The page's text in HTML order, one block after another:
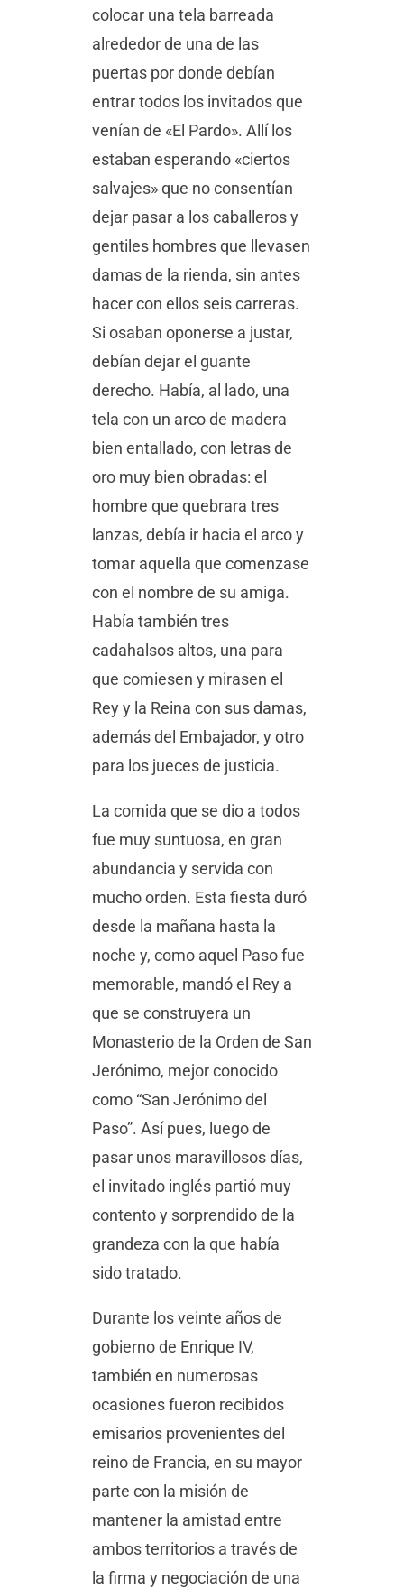
colocar una tela barreada
alrededor de una de las
puertas por donde debían
entrar todos los invitados que
venían de «El Pardo». Allí los
estaban esperando «ciertos
salvajes» que no consentían
dejar pasar a los caballeros y
gentiles hombres que llevasen
damas de la rienda, sin antes
hacer con ellos seis carreras.
Si osaban oponerse a justar,
debían dejar el guante
derecho. Había, al lado, una
tela con un arco de madera
bien entallado, con letras de
oro muy bien obradas: el
hombre que quebrara tres
lanzas, debía ir hacia el arco y
tomar aquella que comenzase
con el nombre de su amiga.
Había también tres
cadahalsos altos, una para
que comiesen y mirasen el
Rey y la Reina con sus damas,
además del Embajador, y otro
para los jueces de justicia.
La comida que se dio a todos
fue muy suntuosa, en gran
abundancia y servida con
mucho orden. Esta fiesta duró
desde la mañana hasta la
noche y, como aquel Paso fue
memorable, mandó el Rey a
que se construyera un
Monasterio de la Orden de San
Jerónimo, mejor conocido
como “San Jerónimo del
Paso”. Así pues, luego de
pasar unos maravillosos días,
el invitado inglés partió muy
contento y sorprendido de la
grandeza con la que había
sido tratado.
Durante los veinte años de
gobierno de Enrique IV,
también en numerosas
ocasiones fueron recibidos
emisarios provenientes del
reino de Francia, en su mayor
parte con la misión de
mantener la amistad entre
ambos territorios a través de
la firma y negociación de una